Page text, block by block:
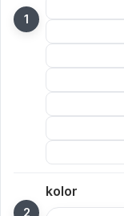
kolor